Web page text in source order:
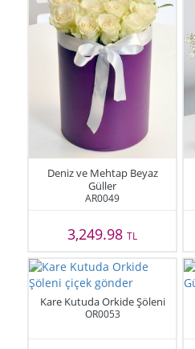
Deniz ve Mehtap Beyaz
Güller
AR0049
3,249.98TL
Kare Kutuda Orkide Şöleni
OR0053